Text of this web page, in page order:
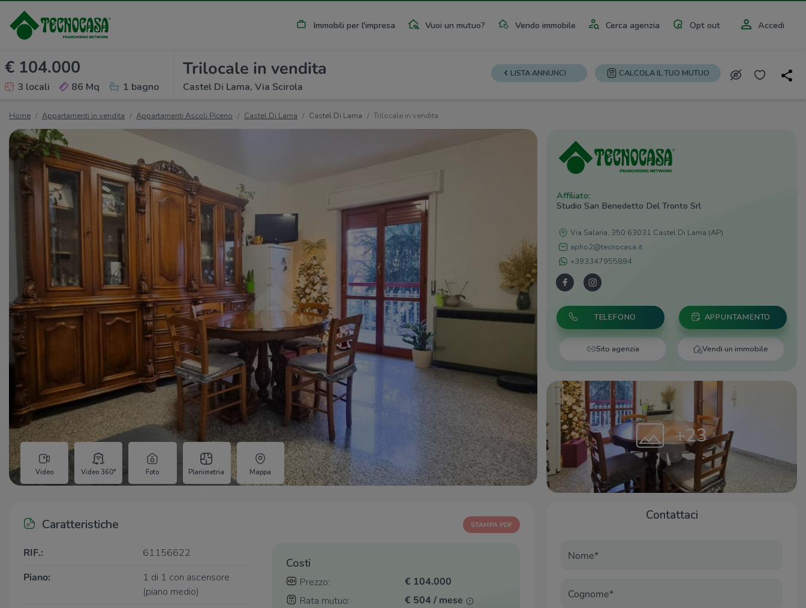
Immobili per l'impresa Vuoi un mutuo? Vendo immobile Cerca agenzia Opt out Accedi
€ 104.000
3 locali 86 Mq 1 bagno
Trilocale in vendita
Castel Di Lama, Via Scirola
LISTA ANNUNCI CALCOLA IL TUO MUTUO
Home Appartamenti in vendita Appartamenti Ascoli Piceno Castel Di Lama Castel Di Lama Trilocale in vendita
Video Video 360° Foto Planimetria Mappa
Affiliato:
Studio San Benedetto Del Tronto Srl
Via Salaria, 350 63031 Castel Di Lama (AP)
apho2@tecnocasa.it
+393347955894
TELEFONO APPUNTAMENTO
Sito agenzia Vendi un immobile
+23
Caratteristiche
RIF.:
61156622
Piano:
1 di 1 con ascensore
(piano medio)
STAMPA PDF
Costi
Prezzo:
€ 104.000
Rata mutuo:
€ 504 / mese
Contattaci
Nome*
Cognome*